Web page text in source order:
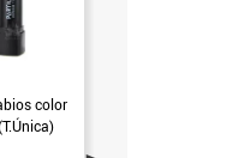
color